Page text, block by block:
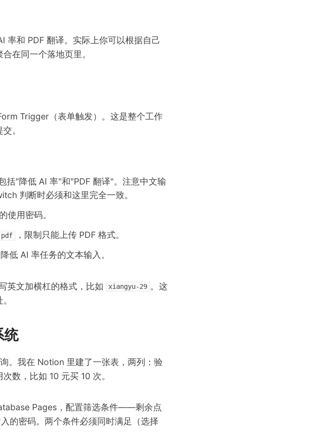
率和 PDF 翻译。实际上你可以根据自己
在同一个落地页里。
Trigger（表单触发）。这是整个工作
。
括"降低 AI 率"和"PDF 翻译"。注意中文输
判断时必须和这里完全一致。
使用密码。
，限制只能上传 PDF 格式。
低 AI 率任务的文本输入。
英文加横杠的格式，比如 xiangyu-29 。这
统
。我在 Notion 里建了一张表，两列：验
数，比如 10 元买 10 次。
Pages，配置筛选条件——剩余点
的密码。两个条件必须同时满足（选择